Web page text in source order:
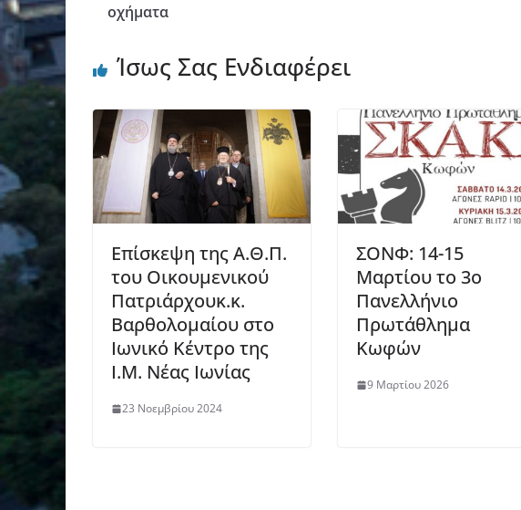
οχήματα
Ίσως Σας Ενδιαφέρει
Επίσκεψη της Α.Θ.Π.
του Οικουμενικού
Πατριάρχουκ.κ.
Βαρθολομαίου στο
Ιωνικό Κέντρο της
Ι.Μ. Νέας Ιωνίας
23 Νοεμβρίου 2024
ΣΟΝΦ: 14-15
Μαρτίου το 3ο
Πανελλήνιο
Πρωτάθλημα
Κωφών
9 Μαρτίου 2026